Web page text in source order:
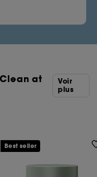
permet
certains des
que les huiles
ingrédients
at
Voir
plus
Best seller